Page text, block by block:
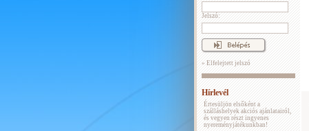
Jelszó:
» Elfelejtett jelszó
Hírlevél
Értesüljön elsőként a
szálláshelyek akciós ajánlatairól,
és vegyen részt ingyenes
nyereményjátékunkban!